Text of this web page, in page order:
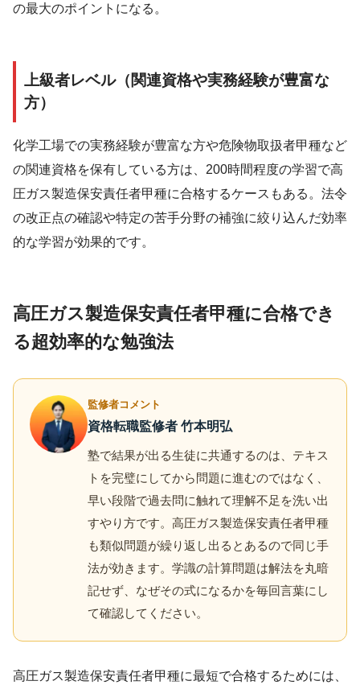
の最大のポイントになる。
上級者レベル（関連資格や実務経験が豊富な
方）
化学工場での実務経験が豊富な方や危険物取扱者甲種など
の関連資格を保有している方は、200時間程度の学習で高
圧ガス製造保安責任者甲種に合格するケースもある。法令
の改正点の確認や特定の苦手分野の補強に絞り込んだ効率
的な学習が効果的です。
高圧ガス製造保安責任者甲種に合格でき
る超効率的な勉強法
監修者コメント
資格転職監修者 竹本明弘
塾で結果が出る生徒に共通するのは、テキス
トを完璧にしてから問題に進むのではなく、
早い段階で過去問に触れて理解不足を洗い出
すやり方です。高圧ガス製造保安責任者甲種
も類似問題が繰り返し出るとあるので同じ手
法が効きます。学識の計算問題は解法を丸暗
記せず、なぜその式になるかを毎回言葉にし
て確認してください。
高圧ガス製造保安責任者甲種に最短で合格するためには、